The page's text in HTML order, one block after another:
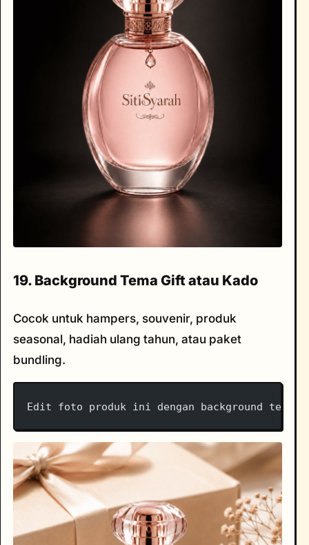
19. Background Tema Gift atau Kado
Cocok untuk hampers, souvenir, produk
seasonal, hadiah ulang tahun, atau paket
bundling.
Edit foto produk ini dengan background